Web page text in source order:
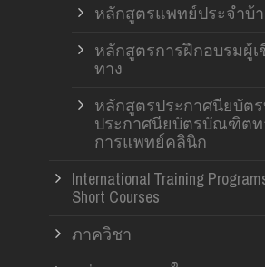
หลักสูตรแพทย์ประจำบ้
หลักสูตรการฝึกอบรมผู้
ทาง
หลักสูตรประกาศนียบัต
ประกาศนียบัตรบัณฑิตท
การแพทย์คลินิก
International Training
Short Courses
ภาควิชา